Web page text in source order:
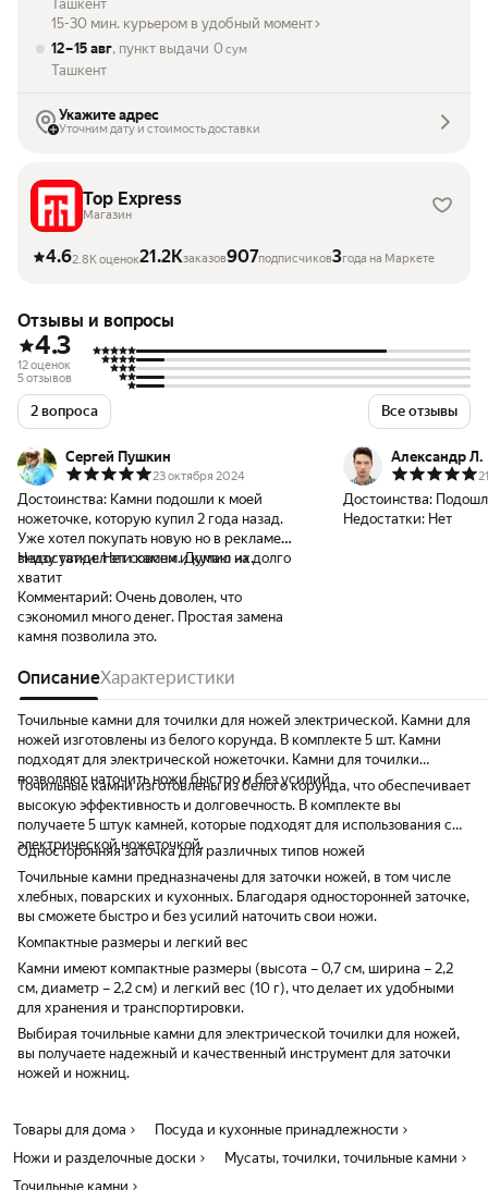
Ташкент
15-30 мин. курьером в удобный момент
12 – 15 авг, пункт выдачи 0 сум
Ташкент
Укажите адрес
Уточним дату и стоимость доставки
Top Express
Магазин
4.62.8K оценок21.2Kзаказов907подписчиков3года на Маркете
Отзывы и вопросы
4.3
12 оценок
5 отзывов
2 вопроса Все отзывы
Сергей Пушкин
23 октября 2024
Достоинства: Камни подошли к моей
ножеточке, которую купил 2 года назад.
Уже хотел покупать новую но в рекламе
внизу увидел эти камни и купил их.
Недостатки: Нет совсем. Думаю на долго
хватит
Комментарий: Очень доволен, что
сэкономил много денег. Простая замена
камня позволила это.
Александр Л.
Достоинства:
Недостатки: Нет
ОписаниеХарактеристики
Точильные камни для точилки для ножей электрической. Камни для
ножей изготовлены из белого корунда. В комплекте 5 шт. Камни
подходят для электрической ножеточки. Камни для точилки
позволяют наточить ножи быстро и без усилий.
Точильные камни изготовлены из белого корунда, что обеспечивает
высокую эффективность и долговечность. В комплекте вы
получаете 5 штук камней, которые подходят для использования с
электрической ножеточкой.
Односторонняя заточка для различных типов ножей
Точильные камни предназначены для заточки ножей, в том числе
хлебных, поварских и кухонных. Благодаря односторонней заточке,
вы сможете быстро и без усилий наточить свои ножи.
Компактные размеры и легкий вес
Камни имеют компактные размеры (высота – 0,7 см, ширина – 2,2
см, диаметр – 2,2 см) и легкий вес (10 г), что делает их удобными
для хранения и транспортировки.
Выбирая точильные камни для электрической точилки для ножей,
вы получаете надежный и качественный инструмент для заточки
ножей и ножниц.
Товары для дома
Посуда и кухонные принадлежности
Ножи и разделочные доски
Мусаты, точилки, точильные камни
Точильные камни